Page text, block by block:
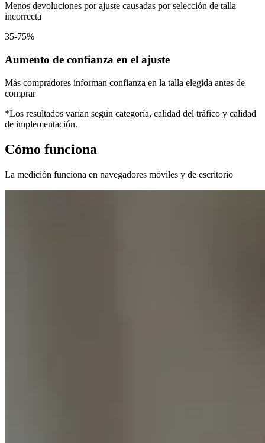
Menos devoluciones por ajuste causadas por selección de talla
incorrecta
35-75%
Aumento de confianza en el ajuste
Más compradores informan confianza en la talla elegida antes de
comprar
*Los resultados varían según categoría, calidad del tráfico y calidad
de implementación.
Cómo funciona
La medición funciona en navegadores móviles y de escritorio